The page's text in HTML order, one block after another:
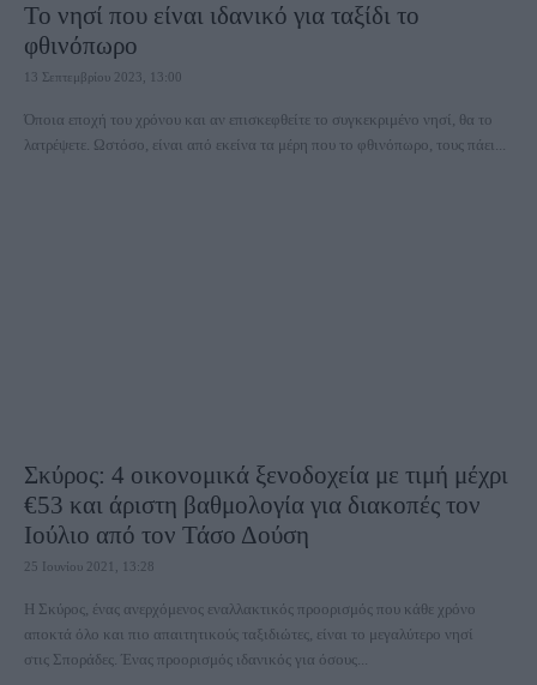
Το νησί που είναι ιδανικό για ταξίδι το
φθινόπωρο
13 Σεπτεμβρίου 2023, 13:00
Όποια εποχή του χρόνου και αν επισκεφθείτε το συγκεκριμένο νησί, θα το
λατρέψετε. Ωστόσο, είναι από εκείνα τα μέρη που το φθινόπωρο, τους πάει...
Σκύρος: 4 οικονομικά ξενοδοχεία με τιμή μέχρι
€53 και άριστη βαθμολογία για διακοπές τον
Ιούλιο από τον Τάσο Δούση
25 Ιουνίου 2021, 13:28
Η Σκύρος, ένας ανερχόμενος εναλλακτικός προορισμός που κάθε χρόνο
αποκτά όλο και πιο απαιτητικούς ταξιδιώτες, είναι το μεγαλύτερο νησί
στις Σποράδες. Ένας προορισμός ιδανικός για όσους...